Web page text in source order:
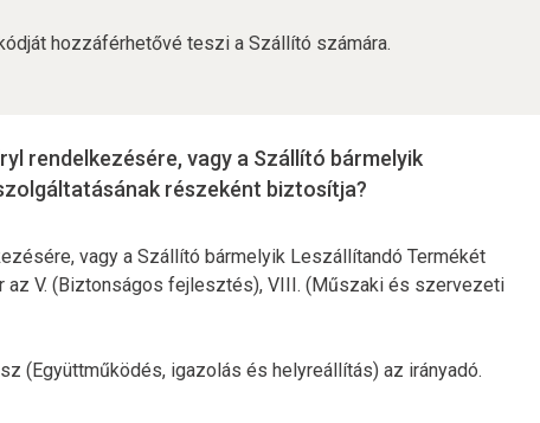
hozzáférhetővé teszi a Szállító számára.
rendelkezésére, vagy a Szállító bármelyik
részeként biztosítja?
vagy a Szállító bármelyik Leszállítandó Termékét
az V. (Biztonságos fejlesztés), VIII. (Műszaki és szervezeti
(Együttműködés, igazolás és helyreállítás) az irányadó.